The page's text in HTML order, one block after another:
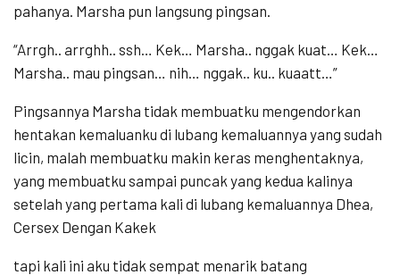
pahanya. Marsha pun langsung pingsan.
“Arrgh.. arrghh.. ssh… Kek… Marsha.. nggak kuat… Kek…
Marsha.. mau pingsan… nih… nggak.. ku.. kuaatt…”
Pingsannya Marsha tidak membuatku mengendorkan
hentakan kemaluanku di lubang kemaluannya yang sudah
licin, malah membuatku makin keras menghentaknya,
yang membuatku sampai puncak yang kedua kalinya
setelah yang pertama kali di lubang kemaluannya Dhea,
Cersex Dengan Kakek
tapi kali ini aku tidak sempat menarik batang